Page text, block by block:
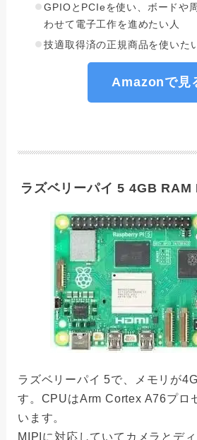
GPIOとPCIeを使い、ボードや
わせて電子工作を進めたい人
技適取得済の正規商品を使いた
Amazonで見
ラズベリーパイ 5 4GB RAM
ラズベリーパイ 5で、メモリが
す。CPUはArm Cortex A76プロ
います。
MIPIに対応していてカメラとデ